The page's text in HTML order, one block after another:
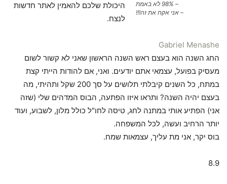
– 98% לא באמת
– אני אקח את זה!!!
היכולת שלכם להאמין לאתר חדשות
לנצח.
Gabriel Menashe
החג השנה הוא בעצם ראש השנה הראשון שאני לא קשור לשום
מעסיק בפועל, עצמאי אתם יודעים. ואני, אם להודות הייתי קצת
במתח, כל השנים קיבלתי תלושים על סך 200 שקל ותהיתי,
מה
בעצם יהיה השנה? ותראו איזו הפתעה, הבוס המדהים שלי (שזה
אני) הפתיע אותי במתנה לחג, טיסה לחו"ל כולל מלון, לשבוע, ועוד
יותר הרחיב ועשה, לכל המשפחה.
בוס יקר, אני מת עליך, עצמאות שמח.
8.9